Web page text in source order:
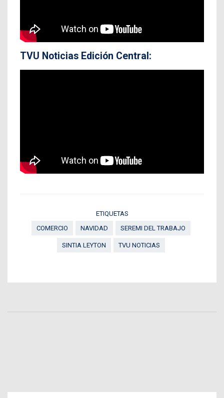
TVU Noticias Edición Central:
ETIQUETAS
COMERCIO
NAVIDAD SEREMI DEL TRABAJO
SINTIA LEYTON TVU NOTICIAS